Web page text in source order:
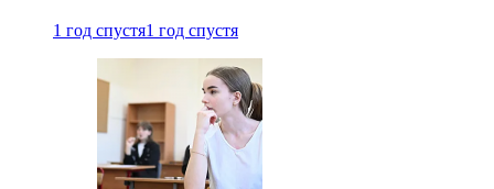
1 год спустя1 год спустя